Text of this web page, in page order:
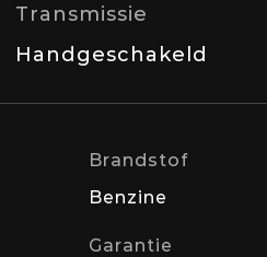
Transmissie
Handgeschakeld
Brandstof
Benzine
Garantie